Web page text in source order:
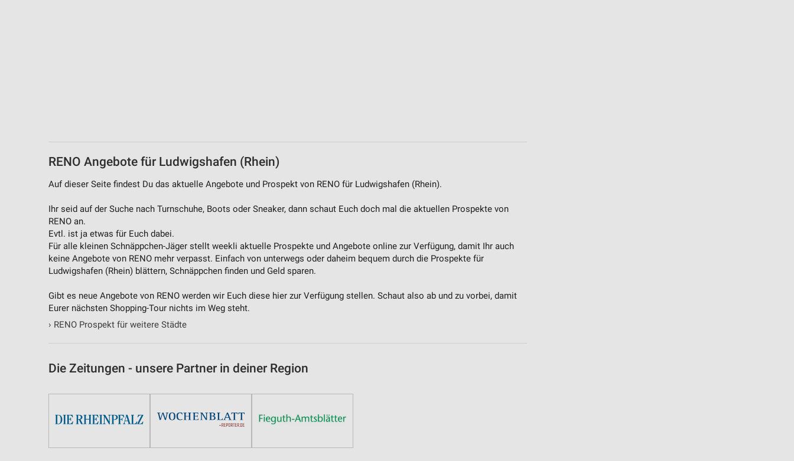
RENO Angebote für Ludwigshafen (Rhein)
Auf dieser Seite findest Du das aktuelle Angebote und Prospekt von RENO für Ludwigshafen (Rhein).
Ihr seid auf der Suche nach Turnschuhe, Boots oder Sneaker, dann schaut Euch doch mal die aktuellen Prospekte von
RENO an.
Evtl. ist ja etwas für Euch dabei.
Für alle kleinen Schnäppchen-Jäger stellt weekli aktuelle Prospekte und Angebote online zur Verfügung, damit Ihr auch
keine Angebote von RENO mehr verpasst. Einfach von unterwegs oder daheim bequem durch die Prospekte für
Ludwigshafen (Rhein) blättern, Schnäppchen finden und Geld sparen.
Gibt es neue Angebote von RENO werden wir Euch diese hier zur Verfügung stellen. Schaut also ab und zu vorbei, damit
Eurer nächsten Shopping-Tour nichts im Weg steht.
› RENO Prospekt für weitere Städte
Die Zeitungen - unsere Partner in deiner Region